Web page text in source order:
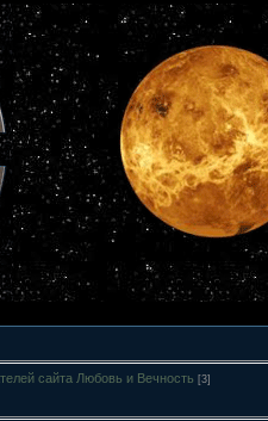
сайта Любовь и Вечность [3]